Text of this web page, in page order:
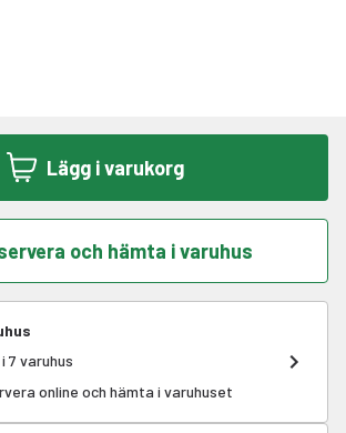
Lägg i varukorg
och hämta i varuhus
7 varuhus
online och hämta i varuhuset